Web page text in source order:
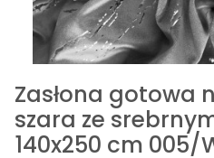
Zasłona gotowa
szara ze
140x250 cm 005/